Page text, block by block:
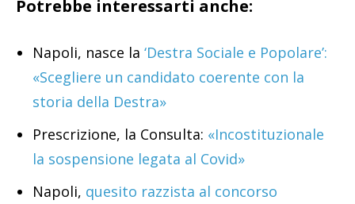
Potrebbe interessarti anche:
Napoli, nasce la ‘Destra Sociale e Popolare’:
«Scegliere un candidato coerente con la
storia della Destra»
Prescrizione, la Consulta: «Incostituzionale
la sospensione legata al Covid»
Napoli, quesito razzista al concorso